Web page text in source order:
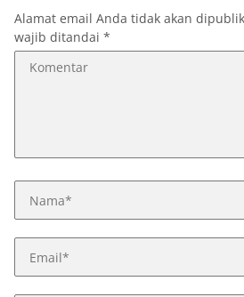
Alamat email Anda tidak akan
wajib ditandai *